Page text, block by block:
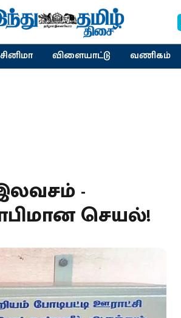
சினிமா விளையாட்டு வணிகம்
இலவசம் -
செயல்!